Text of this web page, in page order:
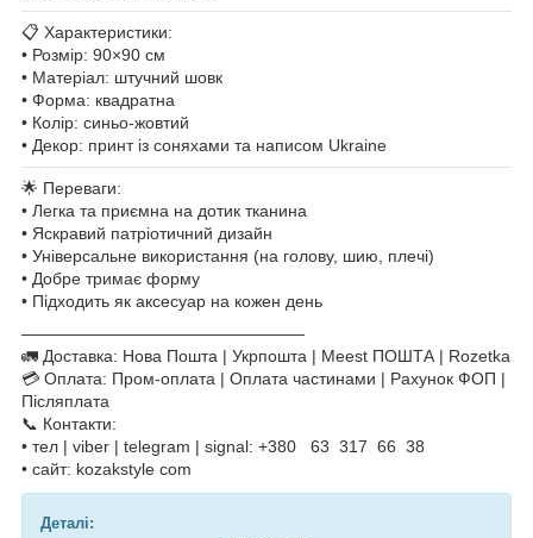
📋 Характеристики:
• Розмір: 90×90 см
• Матеріал: штучний шовк
• Форма: квадратна
• Колір: синьо-жовтий
• Декор: принт із соняхами та написом Ukraine
🌟 Переваги:
• Легка та приємна на дотик тканина
• Яскравий патріотичний дизайн
• Універсальне використання (на голову, шию, плечі)
• Добре тримає форму
• Підходить як аксесуар на кожен день
—————————————————
🚛 Доставка: Нова Пошта | Укрпошта | Meest ПОШТА | Rozetka
💳 Оплата: Пром-оплата | Оплата частинами | Рахунок ФОП |
Післяплата
📞 Контакти:
• тел | viber | telegram | signal: +380 63 317 66 38
• сайт: kozakstyle com
Деталі: